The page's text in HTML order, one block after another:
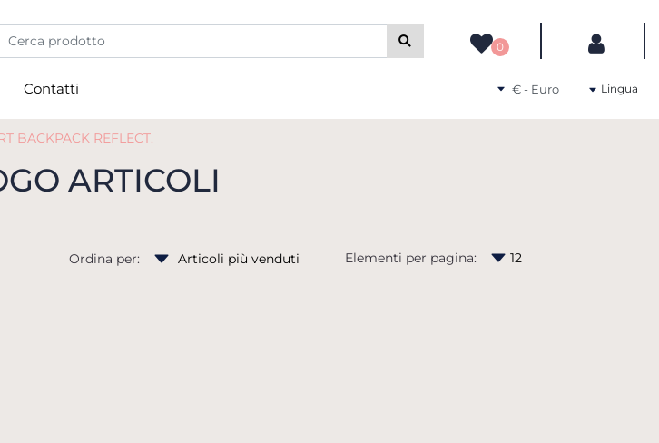
La modifica di un filtro aggiorna automaticamente gli altri filtri disponibili.
0
Contatti Seleziona una valuta
Lingua
BACKPACK REFLECT.
ARTICOLI
Ordina per: Elementi per pagina: